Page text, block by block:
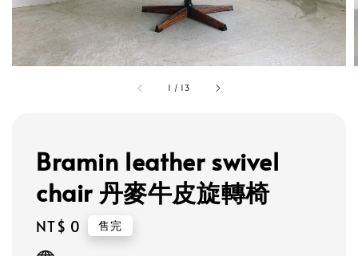
1 / 13
Bramin leather swivel
chair 丹麥牛皮旋轉椅
Regular
price
NT$ 0 售完